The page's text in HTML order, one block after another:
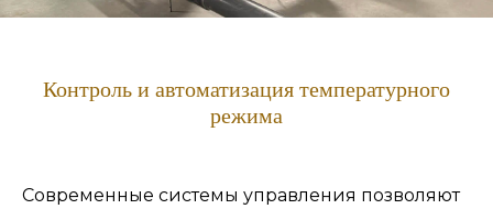
Контроль и автоматизация температурного
режима
Современные системы управления позволяют